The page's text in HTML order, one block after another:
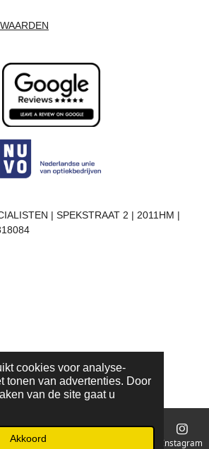
cookies voor analyse-
tonen van advertenties. Door
van de site gaat u
Akkoord
| SPEKSTRAAT 2 | 2011HM |
Telefoonnummer Instagram